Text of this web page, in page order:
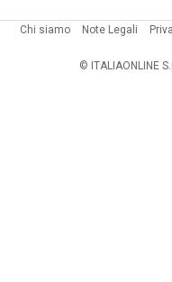
Chi siamo Note Legali
© ITALIAONLINE